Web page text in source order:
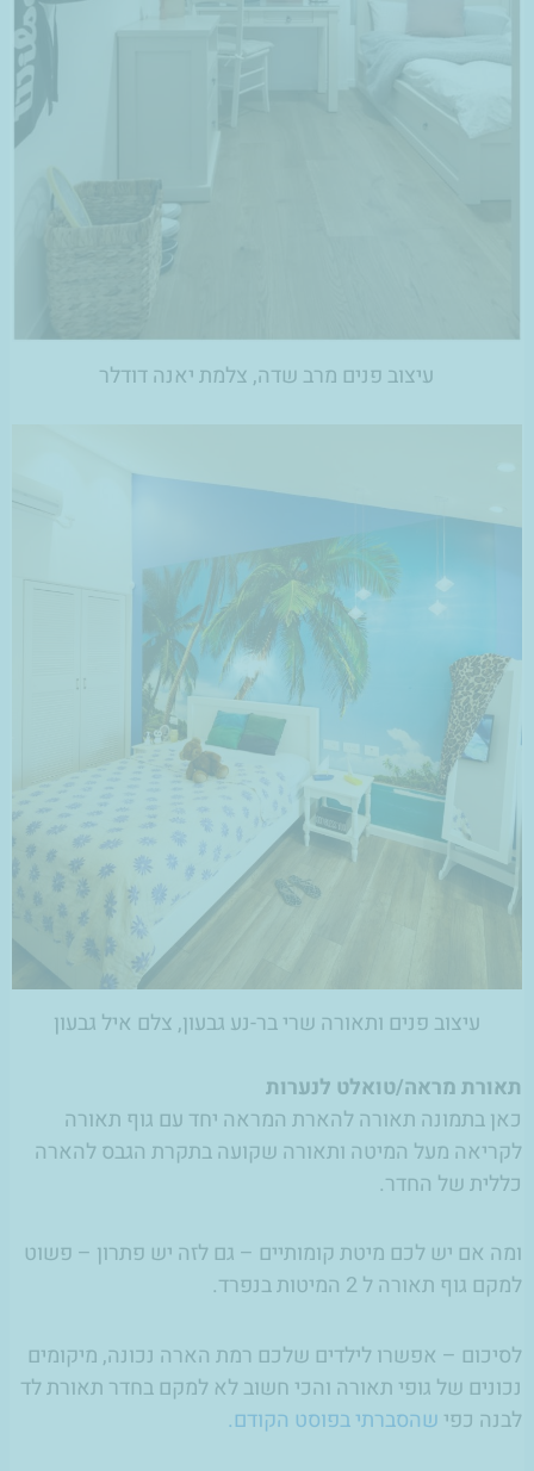
עיצוב פנים מרב שדה, צלמת יאנה דודלר
עיצוב פנים ותאורה שרי בר-נע גבעון, צלם איל גבעון
תאורת מראה/טואלט לנערות
כאן בתמונה תאורה להארת המראה יחד עם גוף תאורה
לקריאה מעל המיטה ותאורה שקועה בתקרת הגבס להארה
כללית של החדר.
ומה אם יש לכם מיטת קומותיים – גם לזה יש פתרון – פשוט
למקם גוף תאורה ל 2 המיטות בנפרד.
לסיכום – אפשרו לילדים שלכם רמת הארה נכונה, מיקומים
נכונים של גופי תאורה והכי חשוב לא למקם בחדר תאורת לד
לבנה כפי שהסברתי בפוסט הקודם.